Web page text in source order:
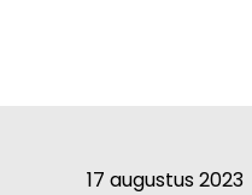
17 augustus 2023